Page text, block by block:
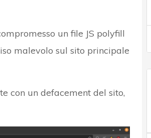
un file JS polyfill
malevolo sul sito principale
con un defacement del sito,